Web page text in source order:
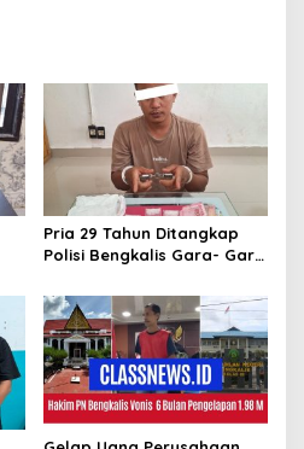
Pria 29 Tahun Ditangkap
Polisi Bengkalis Gara- Gara